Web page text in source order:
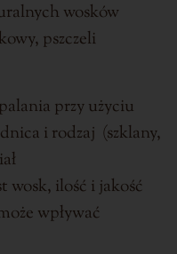
wosków
pszczeli
przy użyciu
i rodzaj (szklany,
wosk, ilość i jakość
wpływać